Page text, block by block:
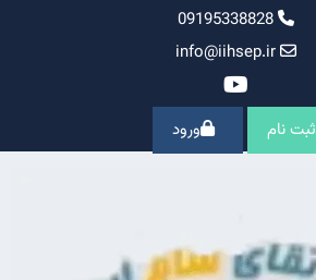
09195338828
info@iihsep.ir
ثبت نام ورود